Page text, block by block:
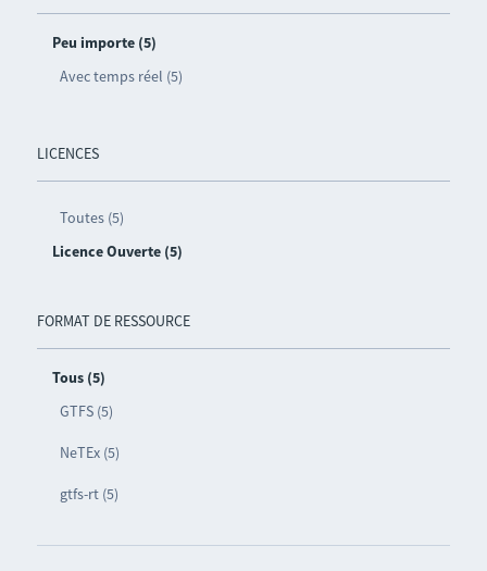
Peu importe (5)
Avec temps réel (5)
LICENCES
Toutes (5)
Licence Ouverte (5)
FORMAT DE RESSOURCE
Tous (5)
GTFS (5)
NeTEx (5)
gtfs-rt (5)